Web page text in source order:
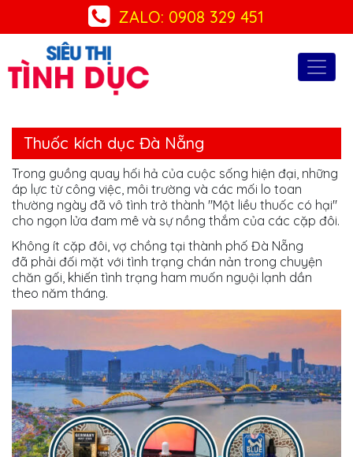
ZALO: 0908 329 451
Thuốc kích dục Đà Nẵng
Trong guồng quay hối hả của cuộc sống hiện đại, những
áp lực từ công việc, môi trường và các mối lo toan
thường ngày đã vô tình trở thành "Một liều thuốc có hại"
cho ngọn lửa đam mê và sự nồng thắm của các cặp đôi.
Không ít cặp đôi, vợ chồng tại thành phố Đà Nẵng
đã phải đối mặt với tình trạng chán nản trong chuyện
chăn gối, khiến tình trạng ham muốn nguội lạnh dần
theo năm tháng.